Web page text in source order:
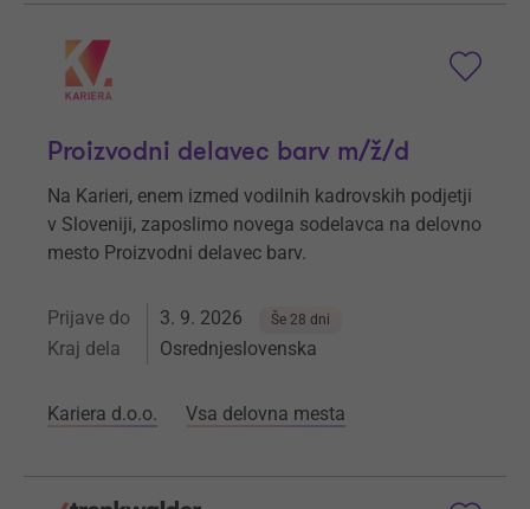
Proizvodni delavec barv m/ž/d
Na Karieri, enem izmed vodilnih kadrovskih podjetji
v Sloveniji, zaposlimo novega sodelavca na delovno
mesto Proizvodni delavec barv.
Prijave do 3. 9. 2026 Še 28 dni
Kraj dela Osrednjeslovenska
Kariera d.o.o. Vsa delovna mesta